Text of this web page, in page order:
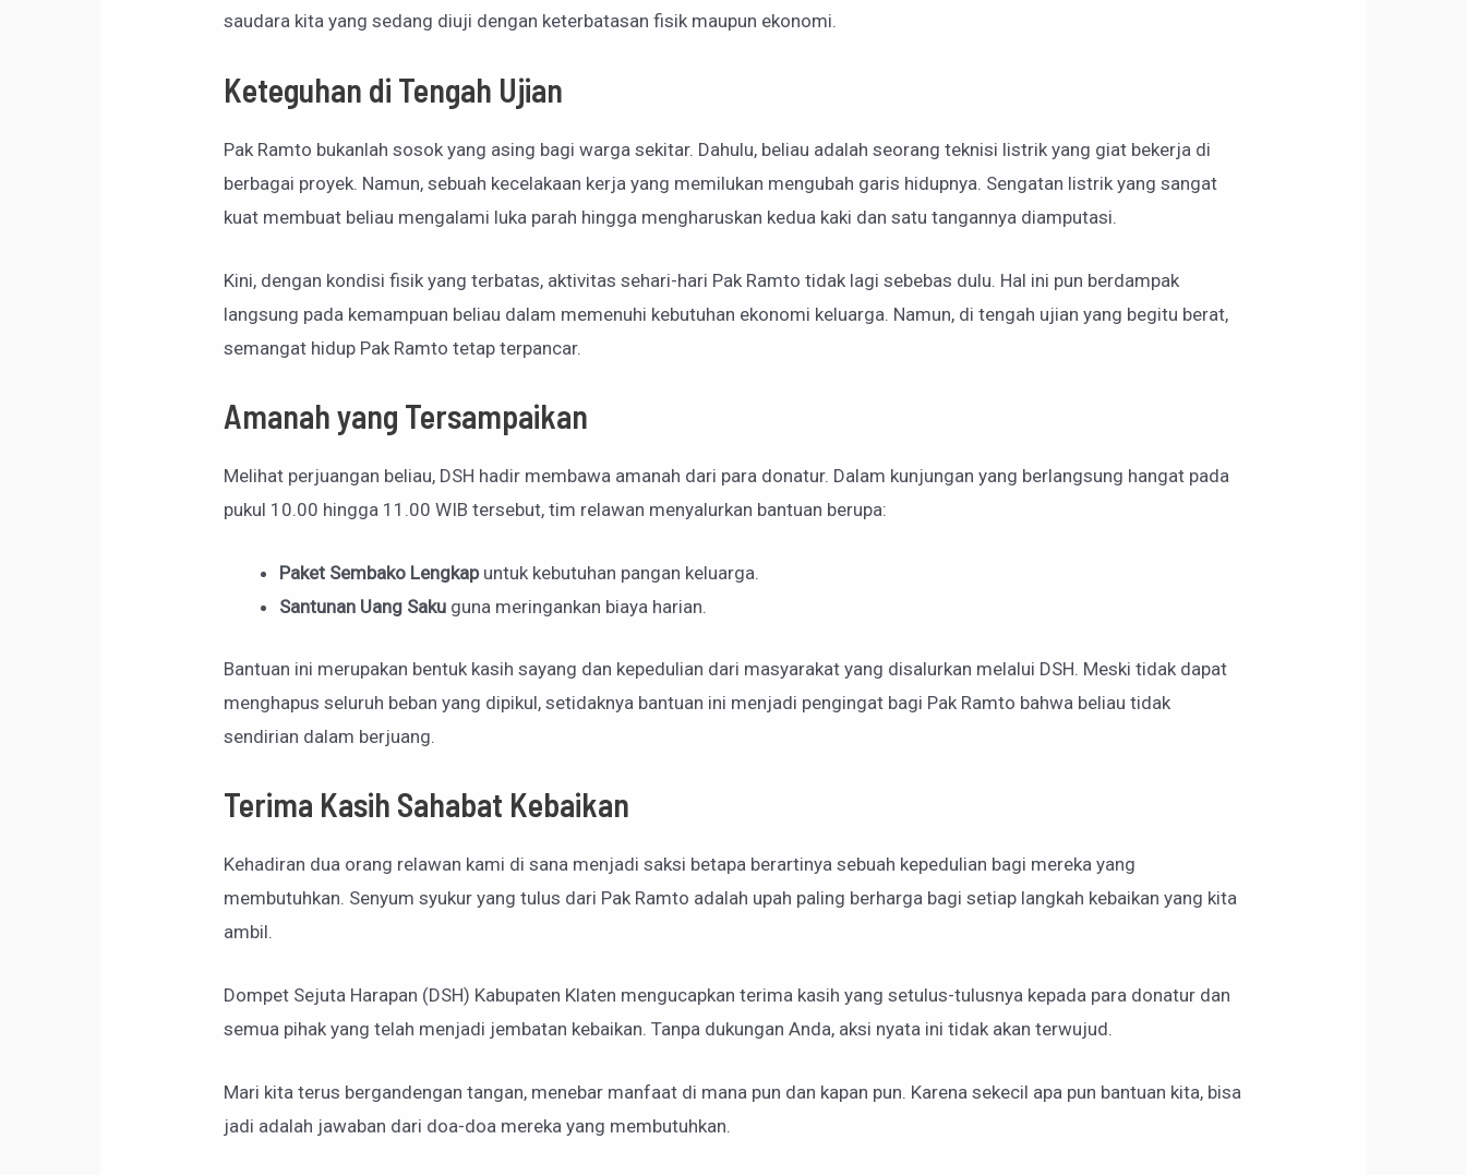
saudara kita yang sedang diuji dengan keterbatasan fisik maupun ekonomi.
Keteguhan di Tengah Ujian
Pak Ramto bukanlah sosok yang asing bagi warga sekitar. Dahulu, beliau adalah seorang teknisi listrik yang giat bekerja di
berbagai proyek. Namun, sebuah kecelakaan kerja yang memilukan mengubah garis hidupnya. Sengatan listrik yang sangat
kuat membuat beliau mengalami luka parah hingga mengharuskan kedua kaki dan satu tangannya diamputasi.
Kini, dengan kondisi fisik yang terbatas, aktivitas sehari-hari Pak Ramto tidak lagi sebebas dulu. Hal ini pun berdampak
langsung pada kemampuan beliau dalam memenuhi kebutuhan ekonomi keluarga. Namun, di tengah ujian yang begitu berat,
semangat hidup Pak Ramto tetap terpancar.
Amanah yang Tersampaikan
Melihat perjuangan beliau, DSH hadir membawa amanah dari para donatur. Dalam kunjungan yang berlangsung hangat pada
pukul 10.00 hingga 11.00 WIB tersebut, tim relawan menyalurkan bantuan berupa:
Paket Sembako Lengkapuntuk kebutuhan pangan keluarga.
Santunan Uang Saku guna meringankan biaya harian.
Bantuan ini merupakan bentuk kasih sayang dan kepedulian dari masyarakat yang disalurkan melalui DSH. Meski tidak dapat
menghapus seluruh beban yang dipikul, setidaknya bantuan ini menjadi pengingat bagi Pak Ramto bahwa beliau tidak
sendirian dalam berjuang.
Terima Kasih Sahabat Kebaikan
Kehadiran dua orang relawan kami di sana menjadi saksi betapa berartinya sebuah kepedulian bagi mereka yang
membutuhkan. Senyum syukur yang tulus dari Pak Ramto adalah upah paling berharga bagi setiap langkah kebaikan yang kita
ambil.
Dompet Sejuta Harapan (DSH) Kabupaten Klaten mengucapkan terima kasih yang setulus-tulusnya kepada para donatur dan
semua pihak yang telah menjadi jembatan kebaikan. Tanpa dukungan Anda, aksi nyata ini tidak akan terwujud.
Mari kita terus bergandengan tangan, menebar manfaat di mana pun dan kapan pun. Karena sekecil apa pun bantuan kita, bisa
jadi adalah jawaban dari doa-doa mereka yang membutuhkan.